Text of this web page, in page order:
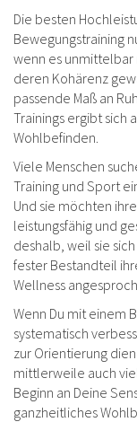
Die besten
Bewegungstraining
wenn es unmittelbar
deren Kohärenz
passende Maß an
Trainings ergibt sich
Wohlbefinden.
Viele Menschen
Training und Sport
Und sie möchten
leistungsfähig und
deshalb, weil sie
fester Bestandteil
Wellness
Wenn Du mit einem
systematisch
zur Orientierung
mittlerweile auch
Beginn an Deine
ganzheitliches